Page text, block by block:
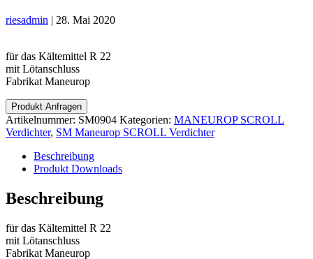
riesadmin | 28. Mai 2020
für das Kältemittel R 22
mit Lötanschluss
Fabrikat Maneurop
Produkt Anfragen
Artikelnummer: SM0904 Kategorien: MANEUROP SCROLL
Verdichter, SM Maneurop SCROLL Verdichter
Beschreibung
Produkt Downloads
Beschreibung
für das Kältemittel R 22
mit Lötanschluss
Fabrikat Maneurop